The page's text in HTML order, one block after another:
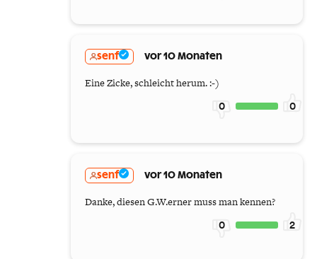
senf vor 10 Monaten
Eine Zicke, schleicht herum. :-)
0 0
senf vor 10 Monaten
Danke, diesen G.W.erner muss man kennen?
0 2